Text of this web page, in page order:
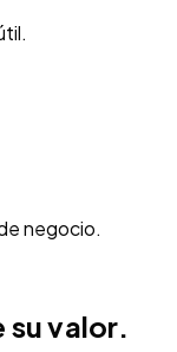
negocio.
su valor.